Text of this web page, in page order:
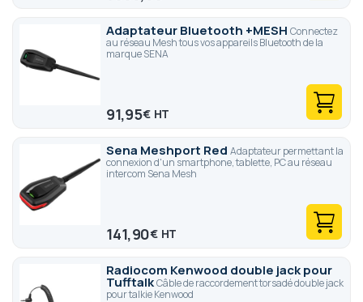
Adaptateur Bluetooth +MESH Connectez
au réseau Mesh tous vos appareils Bluetooth de la
marque SENA
91,95€
Sena Meshport Red Adaptateur permettant la
connexion d'un smartphone, tablette, PC au réseau
intercom Sena Mesh
141,90€
Radiocom Kenwood double jack pour
TufftalkCâble de raccordement torsadé double jack
pour talkie Kenwood